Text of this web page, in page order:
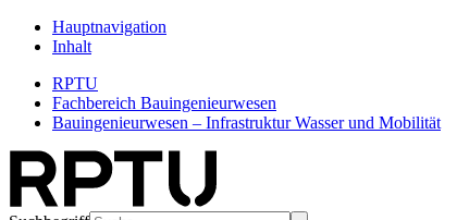
Hauptnavigation
Inhalt
RPTU
Fachbereich Bauingenieurwesen
Bauingenieurwesen – Infrastruktur Wasser und Mobilität